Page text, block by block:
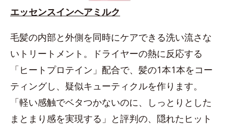
エッセンスインヘアミルク
毛髪の内部と外側を同時にケアできる洗い流さな
いトリートメント。ドライヤーの熱に反応する
「ヒートプロテイン」配合で、髪の1本1本をコー
ティングし、疑似キューティクルを作ります。
「軽い感触でベタつかないのに、しっとりとした
まとまり感を実現する」と評判の、隠れたヒット